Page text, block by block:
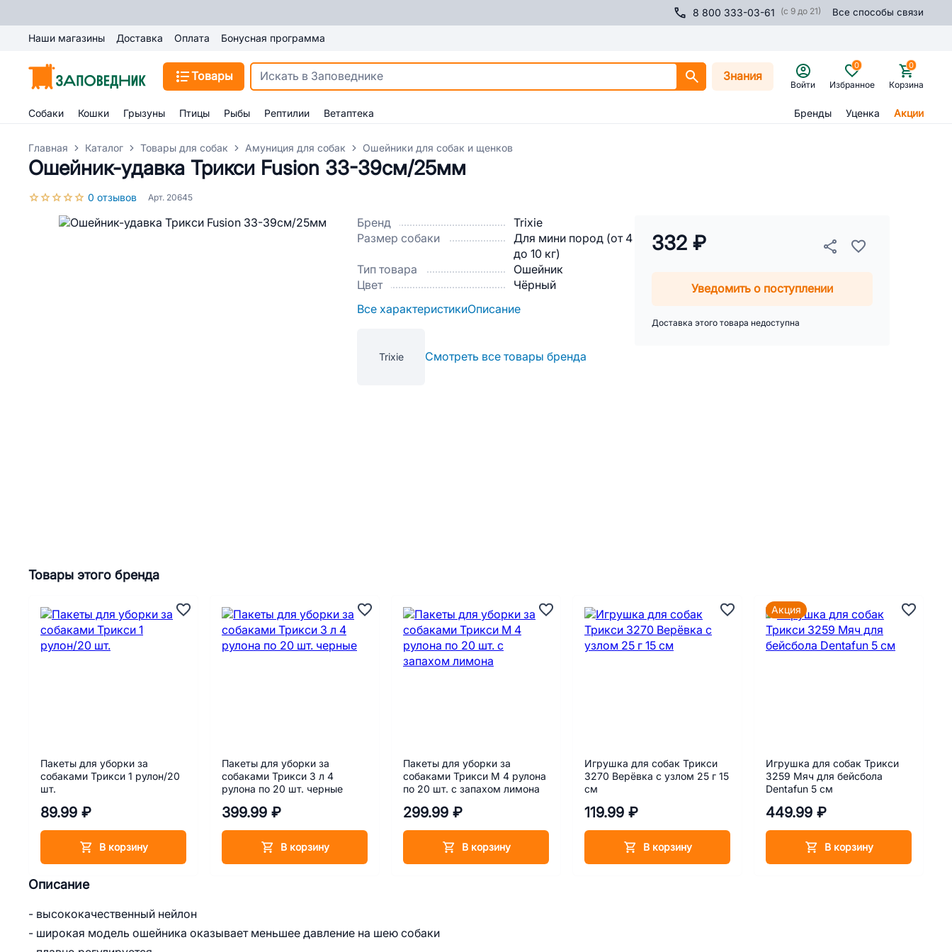
8 800 333-03-61 (с 9 до 21) Все способы связи
Наши магазины Доставка Оплата Бонусная программа
Товары Знания
Войти Избранное
0
Корзина
0
Собаки Кошки Грызуны Птицы Рыбы Рептилии Ветаптека Бренды Уценка Акции
Главная Каталог Товары для собак Амуниция для собак Ошейники для собак и щенков
Ошейник-удавка Трикси Fusion 33-39см/25мм
0 отзывов Арт. 20645
Бренд
Trixie
Размер собаки
Для мини пород (от 4
до 10 кг)
Тип товара
Ошейник
Цвет
Чёрный
Все характеристикиОписание
Trixie Смотреть все товары бренда
332 ₽
Уведомить о поступлении
Доставка этого товара недоступна
Описание
- высококачественный нейлон
- широкая модель ошейника оказывает меньшее давление на шею собаки
Товары этого бренда
Пакеты для уборки за
собаками Трикси 1 рулон/20
шт.
89.99 ₽
В корзину
Пакеты для уборки за
собаками Трикси 3 л 4
рулона по 20 шт. черные
399.99 ₽
В корзину
Пакеты для уборки за
собаками Трикси M 4 рулона
по 20 шт. с запахом лимона
299.99 ₽
В корзину
Игрушка для собак Трикси
3270 Верёвка с узлом 25 г 15
см
119.99 ₽
В корзину
Игрушка для собак Трикси
3259 Мяч для бейсбола
Dentafun 5 см
449.99 ₽
В корзину
Акция